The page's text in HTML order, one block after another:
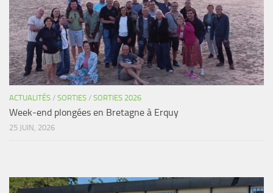
ACTUALITÉS / SORTIES / SORTIES 2026
Week-end plongées en Bretagne à Erquy
25 JUIN, 2026